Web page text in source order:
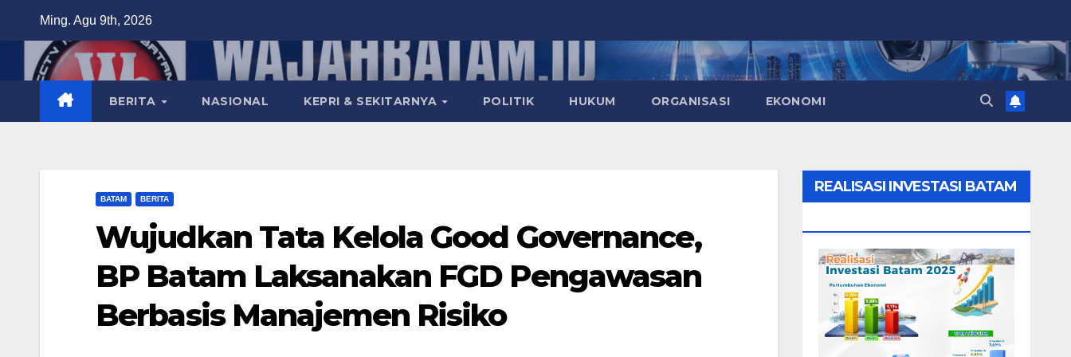
content
Ming. Agu 9th, 2026
BERITA NASIONAL KEPRI & SEKITARNYA POLITIK HUKUM ORGANISASI EKONOMI
BATAM BERITA
Wujudkan Tata Kelola Good Governance,
BP Batam Laksanakan FGD Pengawasan
Berbasis Manajemen Risiko
REALISASI INVESTASI BATAM